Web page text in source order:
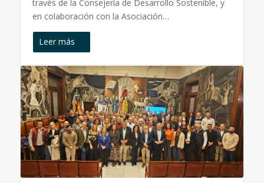
través de la Consejería de Desarrollo Sostenible, y
en colaboración con la Asociación…
Leer más